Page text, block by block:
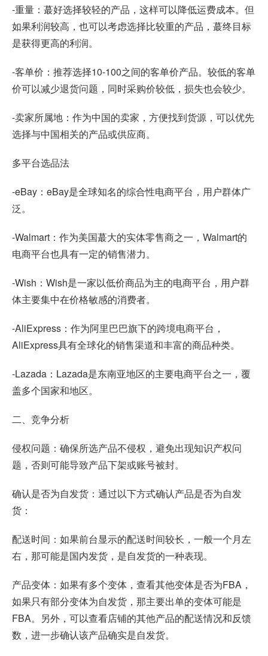
-重量：蕞好选择较轻的产品，这样可以降低运费成本。但
如果利润较高，也可以考虑选择比较重的产品，蕞终目标
是获得更高的利润。
-客单价：推荐选择10-100之间的客单价产品。较低的客单
价可以减少退货问题，同时采购价较低，损失也会较少。
-卖家所属地：作为中国的卖家，方便找到货源，可以优先
选择与中国相关的产品或供应商。
多平台选品法
-eBay：eBay是全球知名的综合性电商平台，用户群体广
泛。
-Walmart：作为美国蕞大的实体零售商之一，Walmart的
电商平台也具有一定的销售潜力。
-Wish：Wish是一家以低价商品为主的电商平台，用户群
体主要集中在价格敏感的消费者。
-AliExpress：作为阿里巴巴旗下的跨境电商平台，
AliExpress具有全球化的销售渠道和丰富的商品种类。
-Lazada：Lazada是东南亚地区的主要电商平台之一，覆
盖多个国家和地区。
二、竞争分析
侵权问题：确保所选产品不侵权，避免出现知识产权问
题，否则可能导致产品下架或账号被封。
确认是否为自发货：通过以下方式确认产品是否为自发
货：
配送时间：如果前台显示的配送时间较长，一般一个月左
右，那可能是国内发货，是自发货的一种表现。
产品变体：如果有多个变体，查看其他变体是否为FBA，
如果只有部分变体为自发货，那主要出单的变体可能是
FBA。另外，可以查看店铺的其他产品的配送情况和反馈
数，进一步确认该产品确实是自发货。